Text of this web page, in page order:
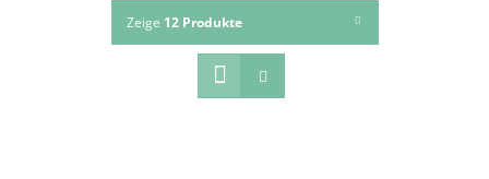
Zeige 12 Produkte